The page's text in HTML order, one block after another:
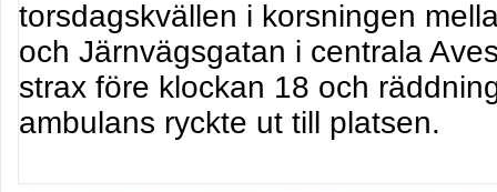
torsdagskvällen i korsningen
och Järnvägsgatan i centrala
strax före klockan 18 och
ambulans ryckte ut till platsen.